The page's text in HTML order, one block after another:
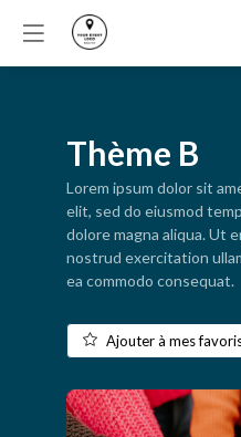
Thème B
Lorem ipsum dolor sit
elit, sed do eiusmod
dolore magna aliqua. Ut
nostrud exercitation
ea commodo consequat.
Ajouter à mes